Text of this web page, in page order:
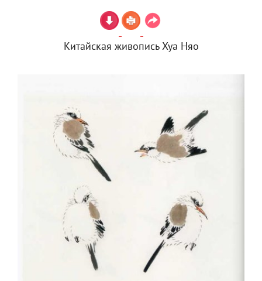
Китайская живопись Хуа Няо